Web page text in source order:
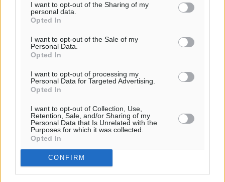
I want to opt-out of the Sharing of my
personal data.
Opted In
I want to opt-out of the Sale of my
Personal Data.
Opted In
I want to opt-out of processing my
Personal Data for Targeted Advertising.
Opted In
I want to opt-out of Collection, Use,
Retention, Sale, and/or Sharing of my
Personal Data that Is Unrelated with the
Purposes for which it was collected.
Opted In
CONFIRM
που θα γίνουν μαζί με μία θέση για τα ΤΕΠ. Θα
συνεργαστούμε με τον κ. Σοκορέλο πριν βγάλουμε την
για τις ειδικότητες που έχει άμεση ανάγκη το
Νοσοκομείο την οποία και θα λάβουμε πολύ σοβαρά
υπόψη.
Σε κάθε περίπτωση όμως θα υπάρχει πρόβλεψη για τη
ΜΕΘ. Πιστεύω ότι και για το αναισθησιολογικό τμήμα θα
προκηρυχθεί θέση. Θα μου επιτρέψετε όμως να μη
δεσμευθώ για τις θέσεις που θα προκηρυχθούν πριν να
έχουμε τις προτάσεις του Νοσοκομείου.